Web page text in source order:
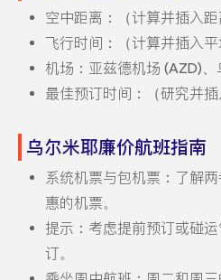
空中距离：（计算并插入距
飞行时间：（计算并插入平
机场：亚兹德机场 (AZD)
最佳预订时间：（研究并插
乌尔米耶廉价航班指南
系统机票与包机票：了解
惠的机票。
提示：考虑提前预订或碰
订。